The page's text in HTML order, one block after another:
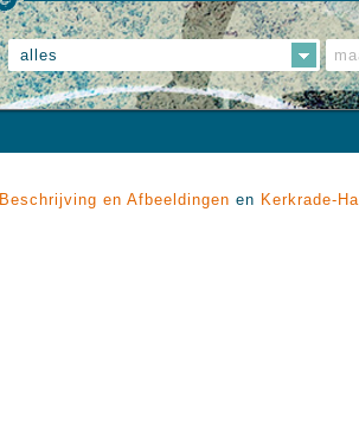
alles
Beschrijving en Afbeeldingen en Kerkrade-